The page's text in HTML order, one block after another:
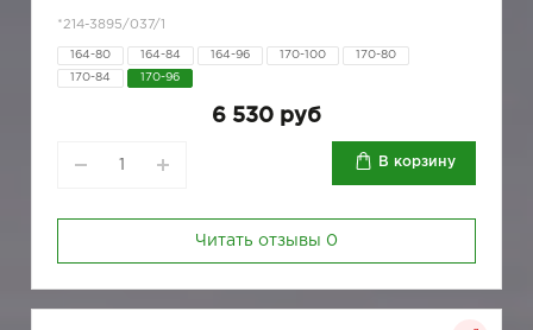
*214-3895/037/1
164-80 164-84 164-96 170-100 170-80
170-84 170-96
6 530 руб
В корзину
Читать отзывы 0